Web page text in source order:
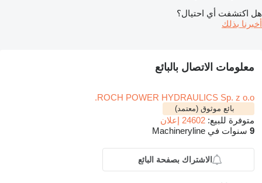
هل اكتشفت أي احتيال؟
أخبرنا بذلك
معلومات الاتصال بالبائع
ROCH POWER HYDRAULICS Sp. z o.o.
بائع موثوق (معتمد)
متوفرة للبيع: 24602 إعلان
9 سنوات في Machineryline
الاشتراك بصفحة البائع